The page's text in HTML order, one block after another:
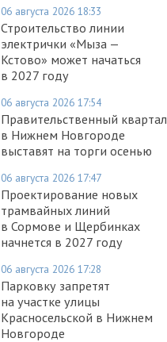
06 августа 2026 18:33
Строительство линии
электрички «Мыза —
Кстово» может начаться
в 2027 году
06 августа 2026 17:54
Правительственный квартал
в Нижнем Новгороде
выставят на торги осенью
06 августа 2026 17:47
Проектирование новых
трамвайных линий
в Сормове и Щербинках
начнется в 2027 году
06 августа 2026 17:28
Парковку запретят
на участке улицы
Красносельской в Нижнем
Новгороде